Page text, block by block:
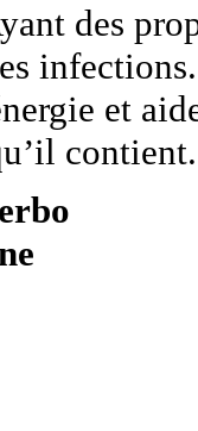
des
et
contient.